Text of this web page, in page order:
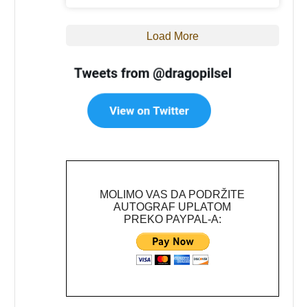
Load More
MOLIMO VAS DA PODRŽITE
AUTOGRAF UPLATOM
PREKO PAYPAL-A: